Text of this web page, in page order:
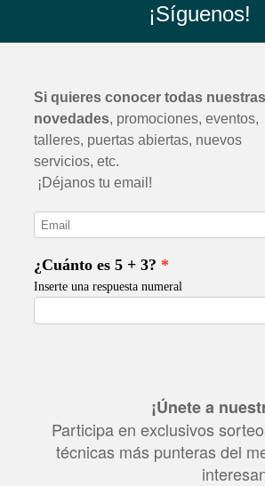
¡Síguenos!
¡Únete a
Participa en exclusivos
técnicas más punteras del